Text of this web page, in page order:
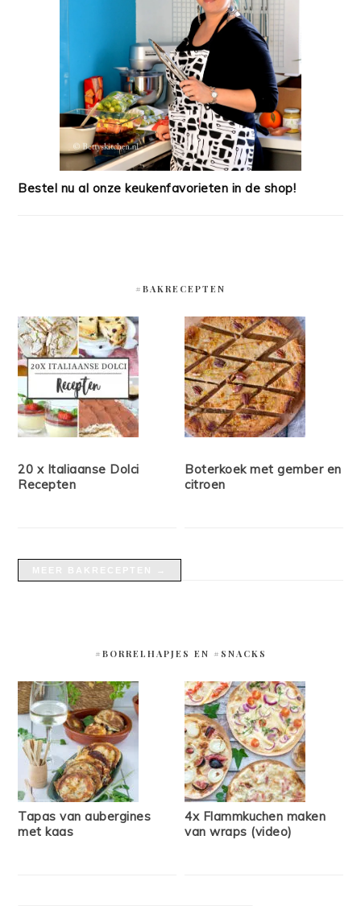
Bestel nu al onze keukenfavorieten in de shop!
#BAKRECEPTEN
20 x Italiaanse Dolci
Recepten
Boterkoek met gember en
citroen
#BORRELHAPJES EN #SNACKS
Tapas van aubergines
met kaas
4x Flammkuchen maken
van wraps (video)